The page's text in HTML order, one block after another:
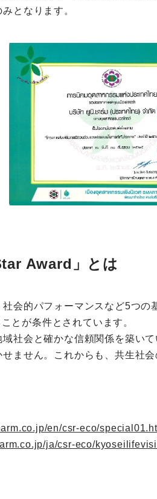
となります。
Award」とは
会的パフォーマンスなど5つ
とが条件とされています。
社会と確かな信頼関係を築い
ません。これからも、共生社
en/csr-eco/
ja/csr-eco/